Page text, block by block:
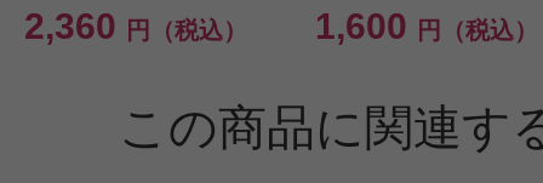
2,360 円（税込） 1,600 円（税込）
この商品に関連す